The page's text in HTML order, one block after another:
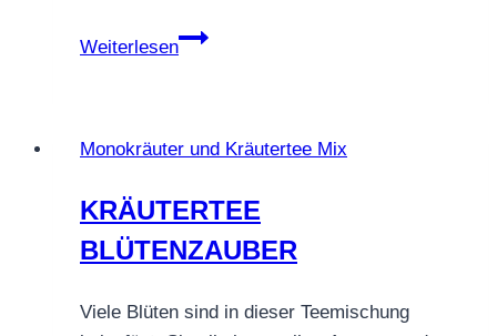
Weiterlesen
Kräutertee
Naschen
der
Teetasse
Monokräuter und Kräutertee Mix
KRÄUTERTEE
BLÜTENZAUBER
Viele Blüten sind in dieser Teemischung